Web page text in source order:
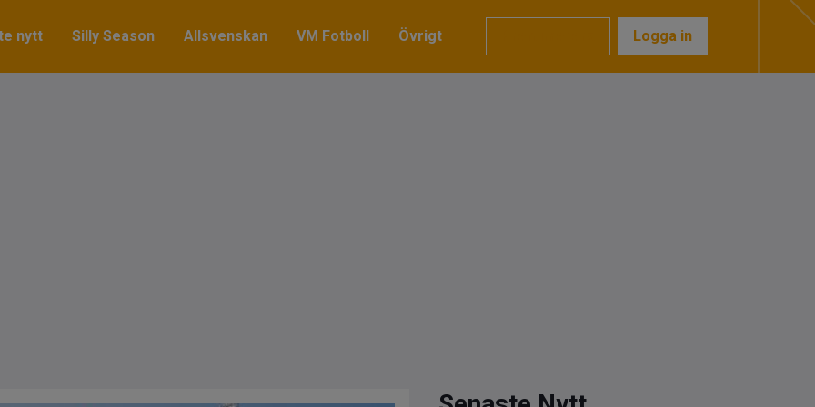
nytt Silly Season Allsvenskan VM Fotboll Övrigt Logga in